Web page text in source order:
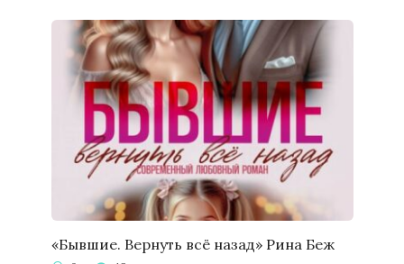
«Бывшие. Вернуть всё назад» Рина Беж